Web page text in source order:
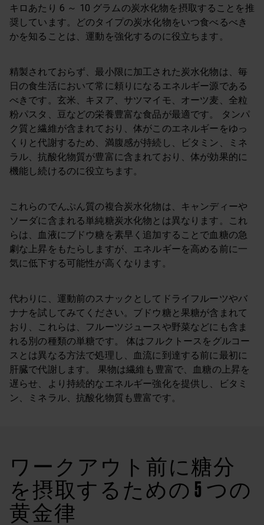
キロあたり 6 ～ 10 グラムの炭水化物を摂取することを推
奨しています。どのタイプの炭水化物をいつ食べるべき
かを知ることは、運動を強化するのに役立ちます。
精製されておらず、最小限に加工された炭水化物は、毎
日の食生活において常に頼りになるエネルギー源である
べきです。玄米、キヌア、サツマイモ、オーツ麦、全粒
粉パスタ、豆などの栄養豊富な食品が最適です。 タンパ
ク質と繊維が含まれており、体がこのエネルギーをゆっ
くりと代謝するため、満腹感が持続し、ビタミン、ミネ
ラル、抗酸化物質が豊富に含まれており、体が効果的に
機能し続けるのに役立ちます。
これらのでんぷん質の複合炭水化物は、キャンディーや
ソーダに含まれる単純糖炭水化物とは異なります。これ
らは、血液にブドウ糖を素早く追加することで血糖の急
劇な上昇をもたらしますが、エネルギーを高める前に一
気に低下する可能性が高くなります。
代わりに、運動前のスナックとしてドライフルーツやバ
ナナを試してみてください。ブドウ糖と果糖が含まれて
おり、これらは、フルーツジュースや野菜などにも含ま
れる別の種類の単糖です。 体はフルクトースをグルコー
スとは異なる方法で処理し、血流に到達する前に最初に
肝臓で代謝します。 果物は繊維も豊富で、血糖の上昇を
遅らせ、より持続的なエネルギー強化を提供し、ビタミ
ン、ミネラル、抗酸化物質も豊富です。
ワークアウト前に糖分
を摂取するための 5 つの
黄金律